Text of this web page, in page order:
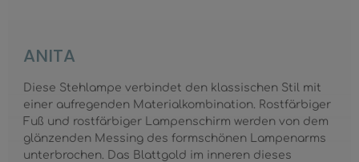
ANITA
Diese Stehlampe verbindet den klassischen Stil mit
einer aufregenden Materialkombination. Rostfärbiger
Fuß und rostfärbiger Lampenschirm werden von dem
glänzenden Messing des formschönen Lampenarms
unterbrochen. Das Blattgold im inneren dieses